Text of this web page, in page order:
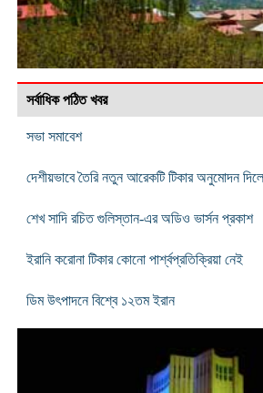
সর্বাধিক পঠিত খবর
সভা সমাবেশ
দেশীয়ভাবে তৈরি নতুন আরেকটি টিকার অনুমোদন
শেখ সাদি রচিত গুলিস্তান-এর অডিও ভার্সন প্রকাশ
ইরানি করোনা টিকার কোনো পার্শ্বপ্রতিক্রিয়া নেই
ডিম উৎপাদনে বিশ্বে ১২তম ইরান